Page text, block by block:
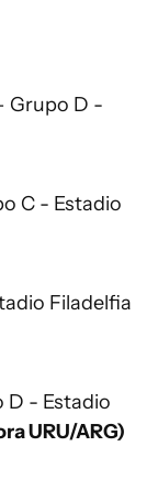
Grupo D -
C - Estadio
Filadelfia
D - Estadio
URU/ARG)